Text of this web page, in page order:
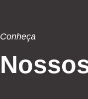
Conheça